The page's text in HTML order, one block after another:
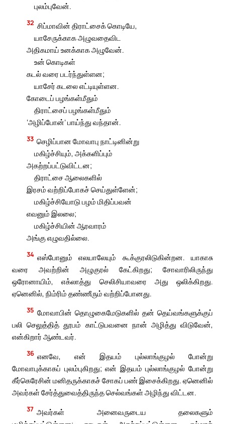
புலம்புவேன்.
32 சிப்மாவின் திராட்சைக் கொடியே,
யாசேருக்காக அழுவதைவிட
அதிகமாய் உனக்காக அழுவேன்.
உன் கொடிகள்
கடல் வரை படர்ந்துள்ளன;
யாசேர் கடலை எட்டியுள்ளன.
கோடைப் பழங்கள்மீதும்
திராட்சைப் பழங்கள்மீதும்
‘அழிப்போன்’ பாய்ந்து வந்தான்.
33 செழிப்பான மோவாபு நாட்டினின்று
மகிழ்ச்சியும், அக்களிப்பும்
அகற்றப்பட்டுவிட்டன;
திராட்சை ஆலைகளில்
இரசம் வற்றிப்போகச் செய்துள்ளேன்;
மகிழ்ச்சியோடு பழம் மிதிப்பவன்
எவனும் இலலை;
மகிழ்ச்சியின் ஆரவாரம்
அங்கு எழுவதில்லை.
34 எஸ்போனும் எலயாலேயும் கூக்குரலிடுகின்றன. யாகாசு
வரை அவற்றின் அழுகுரல் கேட்கிறது; சோவாரிலிருந்து
ஒரோனாயிம், எக்லாத்து செலிசியாவரை அது ஒலிக்கிறது.
ஏனெனில், நிம்ரிம் தண்ணீரும் வற்றிப்போனது.
35 மோவாபின் தொழுகைமேடுகளில் தன் தெய்வங்களுக்குப்
பலி செலுத்தித் தூபம் காட்டுபவனை நான் அழித்து விடுவேன்,
என்கிறார் ஆண்டவர்.
36 எனவே, என் இதயம் புல்லாங்குழல் போன்று
மோவாபுக்காகப் புலம்புகிறது; என் இதயம் புல்லாங்குழல் போன்று
கீர்கெரேசின் மனிதருக்காகச் சோகப் பண் இசைக்கிறது. ஏனெனில்
அவர்கள் சேர்த்துவைத்திருந்த செல்வங்கள் அழிந்து விட்டன.
37 அவர்கள் அனைவருடைய தலைகளும்